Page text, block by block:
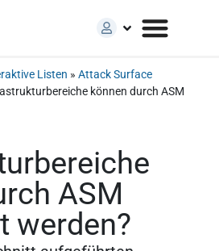
Listen » Attack Surface
können durch ASM
ASM
werden?